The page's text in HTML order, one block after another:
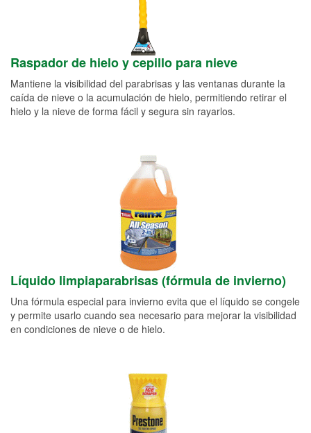
Raspador de hielo y cepillo para nieve
Mantiene la visibilidad del parabrisas y las ventanas durante la
caída de nieve o la acumulación de hielo, permitiendo retirar el
hielo y la nieve de forma fácil y segura sin rayarlos.
Líquido limpiaparabrisas (fórmula de invierno)
Una fórmula especial para invierno evita que el líquido se congele
y permite usarlo cuando sea necesario para mejorar la visibilidad
en condiciones de nieve o de hielo.